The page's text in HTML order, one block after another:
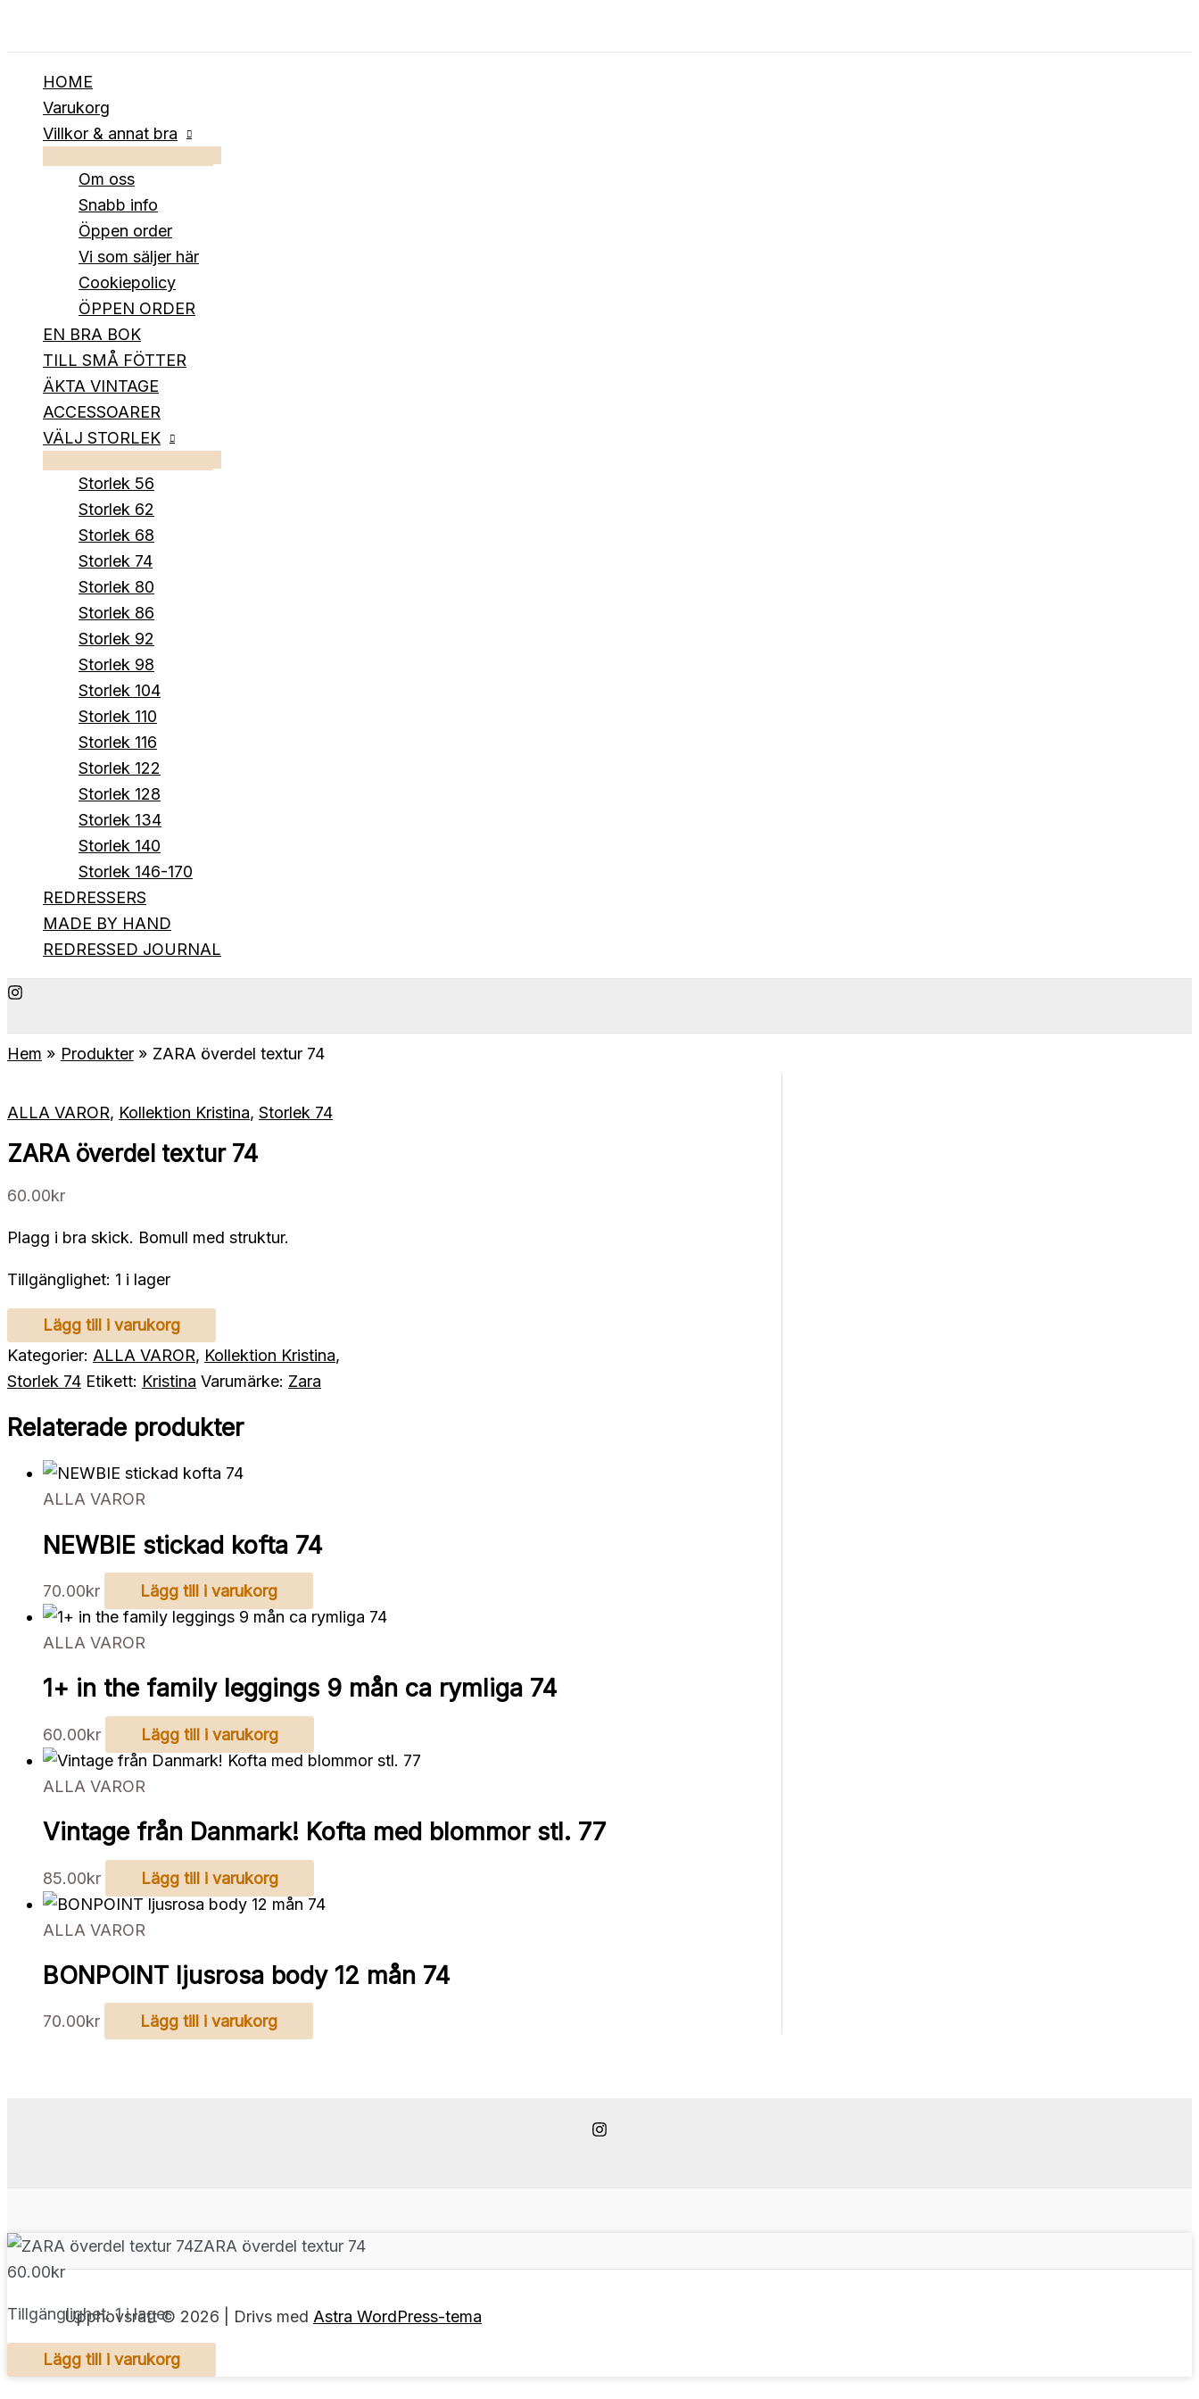
HOME
Varukorg
Villkor & annat bra
Om oss
Snabb info
Öppen order
Vi som säljer här
Cookiepolicy
ÖPPEN ORDER
EN BRA BOK
TILL SMÅ FÖTTER
ÄKTA VINTAGE
ACCESSOARER
VÄLJ STORLEK
Storlek 56
Storlek 62
Storlek 68
Storlek 74
Storlek 80
Storlek 86
Storlek 92
Storlek 98
Storlek 104
Storlek 110
Storlek 116
Storlek 122
Storlek 128
Storlek 134
Storlek 140
Storlek 146-170
REDRESSERS
MADE BY HAND
REDRESSED JOURNAL
Hem Produkter ZARA överdel textur 74
ALLA VAROR, Kollektion Kristina, Storlek 74
ZARA överdel textur 74
60.00kr
Plagg i bra skick. Bomull med struktur.
Tillgänglighet: 1 i lager
ZARA
överdel
textur
mängd
Lägg till i varukorg
Kategorier: ALLA VAROR, Kollektion Kristina,
Storlek 74 Etikett: Kristina Varumärke: Zara
Relaterade produkter
ALLA VAROR
NEWBIE stickad kofta 74
70.00kr Lägg till i varukorg
ALLA VAROR
1+ in the family leggings 9 mån ca rymliga 74
60.00kr Lägg till i varukorg
ALLA VAROR
Vintage från Danmark! Kofta med blommor stl. 77
85.00kr Lägg till i varukorg
ALLA VAROR
BONPOINT ljusrosa body 12 mån 74
70.00kr Lägg till i varukorg
Upphovsrätt © 2026 | Drivs med Astra WordPress-tema
ZARA överdel textur 74
60.00kr
Tillgänglighet: 1 i lager
ZARA
överdel
Lägg till i varukorg